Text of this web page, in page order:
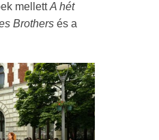
mellettA hét
Brothers és a